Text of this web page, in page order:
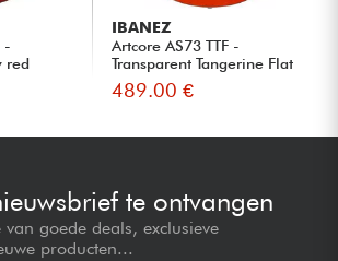
-
red
IBANEZ
Artcore AS73 TTF -
Transparent Tangerine Flat
489.00 €
te ontvangen
goede deals, exclusieve
producten...